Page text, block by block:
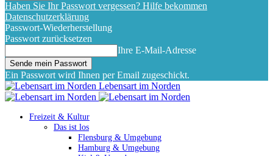
Haben Sie Ihr Passwort vergessen? Hilfe bekommen
Datenschutzerklärung
Passwort-Wiederherstellung
Passwort zurücksetzen
Ihre E-Mail-Adresse
Ein Passwort wird Ihnen per Email zugeschickt.
Lebensart im Norden
Freizeit & Kultur
Das ist los
Flensburg & Umgebung
Hamburg & Umgebung